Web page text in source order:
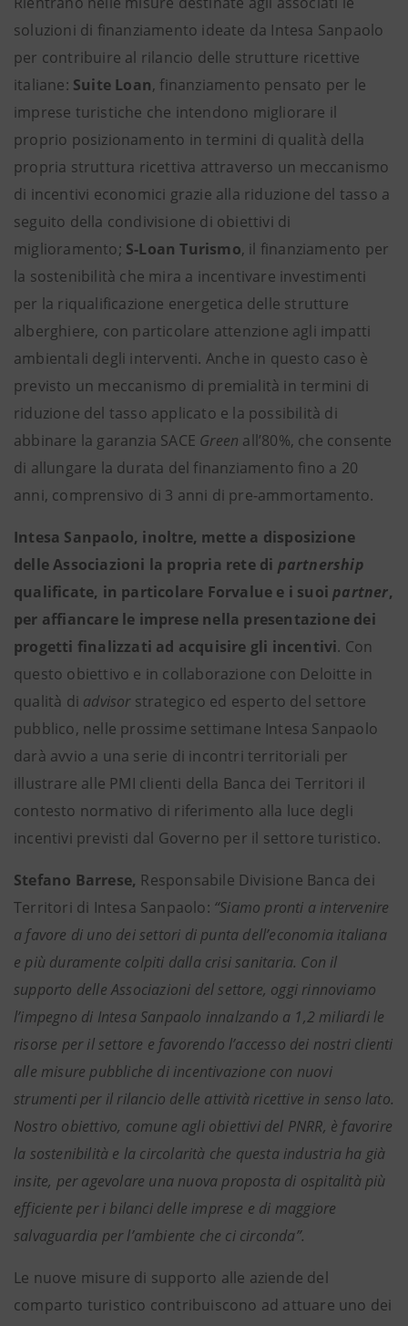
soluzioni di finanziamento ideate da Intesa Sanpaolo
per contribuire al rilancio delle strutture ricettive
italiane: Suite Loan, finanziamento pensato per le
imprese turistiche che intendono migliorare il
proprio posizionamento in termini di qualità della
propria struttura ricettiva attraverso un meccanismo
di incentivi economici grazie alla riduzione del tasso a
seguito della condivisione di obiettivi di
miglioramento; S-Loan Turismo, il finanziamento per
la sostenibilità che mira a incentivare investimenti
per la riqualificazione energetica delle strutture
alberghiere, con particolare attenzione agli impatti
ambientali degli interventi. Anche in questo caso è
previsto un meccanismo di premialità in termini di
riduzione del tasso applicato e la possibilità di
abbinare la garanzia SACE Green all’80%, che consente
di allungare la durata del finanziamento fino a 20
anni, comprensivo di 3 anni di pre-ammortamento.
Intesa Sanpaolo, inoltre, mette a disposizione
delle Associazioni la propria rete di partnership
qualificate, in particolare Forvalue e i suoipartner,
per affiancare le imprese nella presentazione dei
progetti finalizzati ad acquisire gli incentivi. Con
questo obiettivo e in collaborazione con Deloitte in
qualità di advisorstrategico ed esperto del settore
pubblico, nelle prossime settimane Intesa Sanpaolo
darà avvio a una serie di incontri territoriali per
illustrare alle PMI clienti della Banca dei Territori il
contesto normativo di riferimento alla luce degli
incentivi previsti dal Governo per il settore turistico.
Stefano Barrese, Responsabile Divisione Banca dei
Territori di Intesa Sanpaolo: “Siamo pronti a intervenire
a favore di uno dei settori di punta dell’economia italiana
e più duramente colpiti dalla crisi sanitaria. Con il
supporto delle Associazioni del settore, oggi rinnoviamo
l’impegno di Intesa Sanpaolo innalzando a 1,2 miliardi le
risorse per il settore e favorendo l’accesso dei nostri clienti
alle misure pubbliche di incentivazione con nuovi
strumenti per il rilancio delle attività ricettive in senso lato.
Nostro obiettivo, comune agli obiettivi del PNRR, è favorire
la sostenibilità e la circolarità che questa industria ha già
insite, per agevolare una nuova proposta di ospitalità più
efficiente per i bilanci delle imprese e di maggiore
salvaguardia per l’ambiente che ci circonda”.
Le nuove misure di supporto alle aziende del
comparto turistico contribuiscono ad attuare uno dei